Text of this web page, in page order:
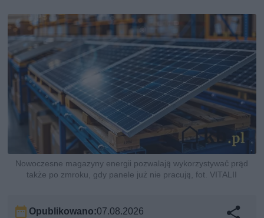
Nowoczesne magazyny energii pozwalają wykorzystywać prąd
także po zmroku, gdy panele już nie pracują, fot. VITALII
Opublikowano:07.08.2026